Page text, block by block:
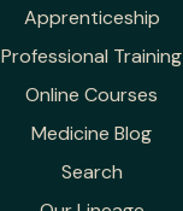
Apprenticeship
Professional Training
Online Courses
Medicine Blog
Search